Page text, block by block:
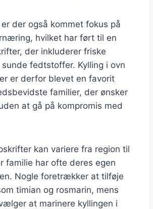
der også kommet fokus på
hvilket har ført til en
der inkluderer friske
fedtstoffer. Kylling i ovn
er derfor blevet en favorit
familier, der ønsker
at gå på kompromis med
kan variere fra region til
familie har ofte deres egen
Nogle foretrækker at tilføje
timian og rosmarin, mens
at marinere kyllingen i